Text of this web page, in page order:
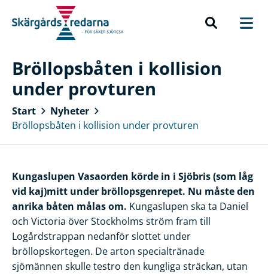
Bröllopsbåten i kollision
under provturen
Start
Nyheter
Bröllopsbåten i kollision under provturen
Kungaslupen Vasaorden körde in i Sjöbris (som låg
vid kaj)mitt under bröllopsgenrepet. Nu måste den
anrika båten målas om. Kungaslupen ska ta Daniel
och Victoria över Stockholms ström fram till
Logårdstrappan nedanför slottet under
bröllopskortegen. De arton specialtränade
sjömännen skulle testro den kungliga sträckan, utan